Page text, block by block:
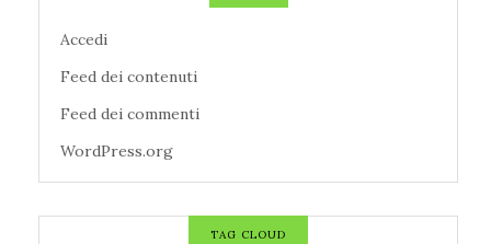
Accedi
Feed dei contenuti
Feed dei commenti
WordPress.org
TAG CLOUD